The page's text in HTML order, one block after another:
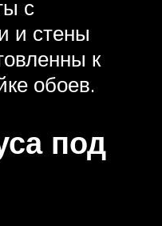
с
и стены
к
обоев.
под